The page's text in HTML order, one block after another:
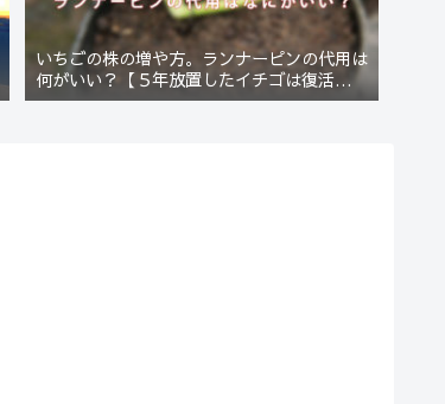
いちごの株の増や方。ランナーピンの代用は
何がいい？【５年放置したイチゴは復活する
のか？(10)】